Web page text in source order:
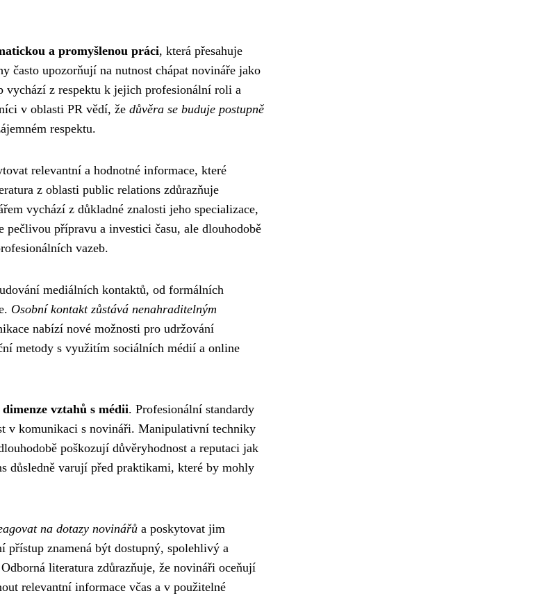
a promyšlenou práci, která přesahuje
často upozorňují na nutnost chápat novináře jako
z respektu k jejich profesionální roli a
v oblasti PR vědí, že důvěra se buduje postupně
respektu.
relevantní a hodnotné informace, které
z oblasti public relations zdůrazňuje
vychází z důkladné znalosti jeho specializace,
přípravu a investici času, ale dlouhodobě
vazeb.
mediálních kontaktů, od formálních
Osobní kontakt zůstává nenahraditelným
nabízí nové možnosti pro udržování
metody s využitím sociálních médií a online
vztahů s médii. Profesionální standardy
v komunikaci s novináři. Manipulativní techniky
poškozují důvěryhodnost a reputaci jak
důsledně varují před praktikami, které by mohly
na dotazy novinářů a poskytovat jim
přístup znamená být dostupný, spolehlivý a
literatura zdůrazňuje, že novináři oceňují
relevantní informace včas a v použitelné